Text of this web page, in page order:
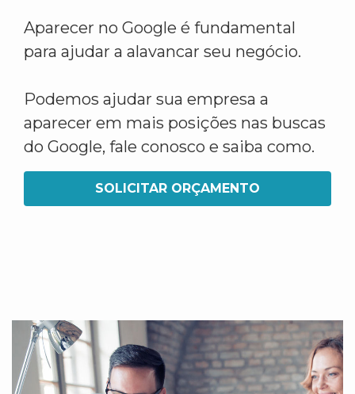
Aparecer no Google é fundamental
para ajudar a alavancar seu negócio.
Podemos ajudar sua empresa a
aparecer em mais posições nas buscas
do Google, fale conosco e saiba como.
SOLICITAR ORÇAMENTO